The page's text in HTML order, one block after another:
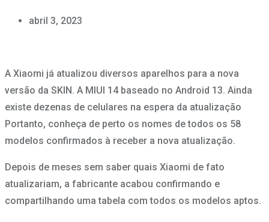
abril 3, 2023
A Xiaomi já atualizou diversos aparelhos para a nova
versão da SKIN. A MIUI 14 baseado no Android 13. Ainda
existe dezenas de celulares na espera da atualização
Portanto, conheça de perto os nomes de todos os 58
modelos confirmados à receber a nova atualização.
Depois de meses sem saber quais Xiaomi de fato
atualizariam, a fabricante acabou confirmando e
compartilhando uma tabela com todos os modelos aptos.